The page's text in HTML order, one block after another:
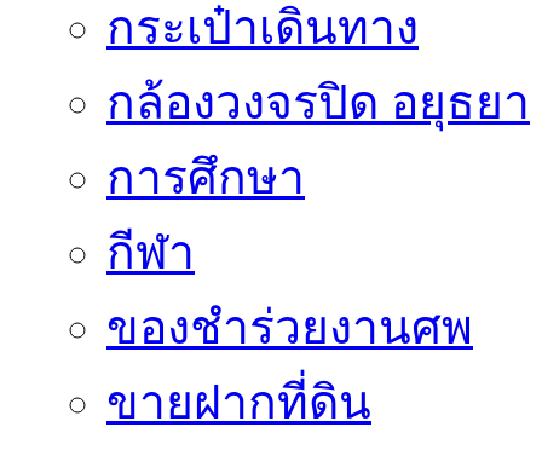
กระเป๋าเดินทาง
กล้องวงจรปิด อยุธยา
การศึกษา
กีฬา
ของชำร่วยงานศพ
ขายฝากที่ดิน